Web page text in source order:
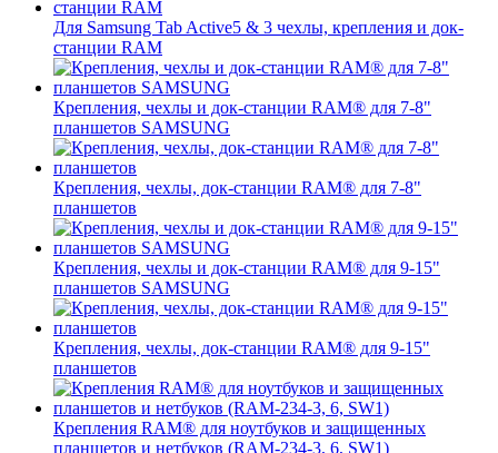
Для Samsung Tab Active5 & 3 чехлы, крепления и док-
станции RAM
Крепления, чехлы и док-станции RAM® для 7-8"
планшетов SAMSUNG
Крепления, чехлы, док-станции RAM® для 7-8"
планшетов
Крепления, чехлы и док-станции RAM® для 9-15"
планшетов SAMSUNG
Крепления, чехлы, док-станции RAM® для 9-15"
планшетов
Крепления RAM® для ноутбуков и защищенных
планшетов и нетбуков (RAM-234-3, 6, SW1)